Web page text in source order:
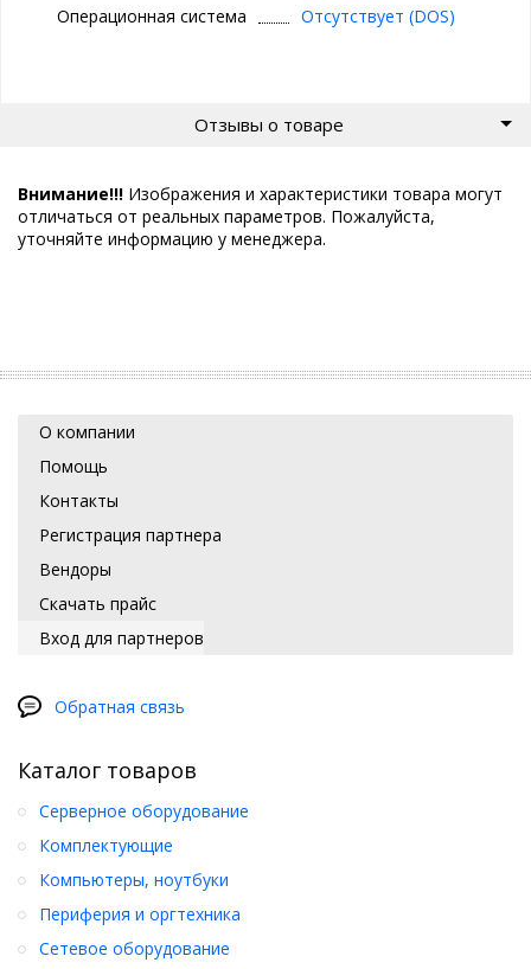
Операционная система
Отсутствует (DOS)
Отзывы о товаре
Внимание!!! Изображения и характеристики товара могут
отличаться от реальных параметров. Пожалуйста,
уточняйте информацию у менеджера.
О компании
Помощь
Контакты
Регистрация партнера
Вендоры
Скачать прайс
Вход для партнеров
Обратная связь
Каталог товаров
Серверное оборудование
Комплектующие
Компьютеры, ноутбуки
Периферия и оргтехника
Сетевое оборудование